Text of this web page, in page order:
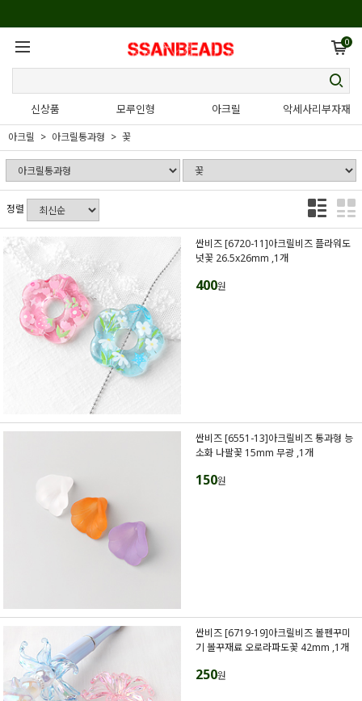
0
신상품 모루인형 아크릴 악세사리부자재
아크릴 아크릴통과형 꽃
정렬
싼비즈 [6720-11]아크릴비즈 플라워도
넛꽃 26.5x26mm ,1개
400원
싼비즈 [6551-13]아크릴비즈 통과형 능
소화 나팔꽃 15mm 무광 ,1개
150원
싼비즈 [6719-19]아크릴비즈 볼펜꾸미
기 볼꾸재료 오로라파도꽃 42mm ,1개
250원